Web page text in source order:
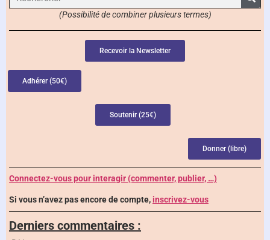
(Possibilité de combiner plusieurs termes)
Recevoir la Newsletter
Adhérer (50€)
Soutenir (25€)
Donner (libre)
Connectez-vous pour interagir (commenter, publier, …)
Si vous n’avez pas encore de compte, inscrivez-vous
Derniers commentaires :